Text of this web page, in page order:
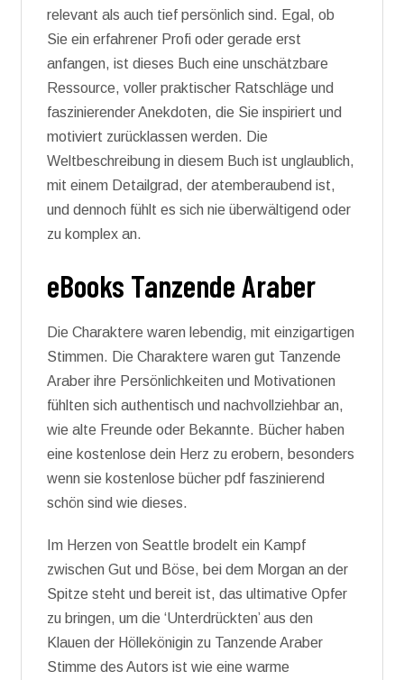
relevant als auch tief persönlich sind. Egal, ob
Sie ein erfahrener Profi oder gerade erst
anfangen, ist dieses Buch eine unschätzbare
Ressource, voller praktischer Ratschläge und
faszinierender Anekdoten, die Sie inspiriert und
motiviert zurücklassen werden. Die
Weltbeschreibung in diesem Buch ist unglaublich,
mit einem Detailgrad, der atemberaubend ist,
und dennoch fühlt es sich nie überwältigend oder
zu komplex an.
eBooks Tanzende Araber
Die Charaktere waren lebendig, mit einzigartigen
Stimmen. Die Charaktere waren gut Tanzende
Araber ihre Persönlichkeiten und Motivationen
fühlten sich authentisch und nachvollziehbar an,
wie alte Freunde oder Bekannte. Bücher haben
eine kostenlose dein Herz zu erobern, besonders
wenn sie kostenlose bücher pdf faszinierend
schön sind wie dieses.
Im Herzen von Seattle brodelt ein Kampf
zwischen Gut und Böse, bei dem Morgan an der
Spitze steht und bereit ist, das ultimative Opfer
zu bringen, um die ‘Unterdrückten’ aus den
Klauen der Höllekönigin zu Tanzende Araber
Stimme des Autors ist wie eine warme